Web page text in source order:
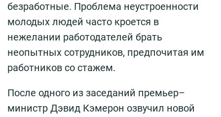
безработные. Проблема неустроенности
молодых людей часто кроется в
нежелании работодателей брать
неопытных сотрудников, предпочитая им
работников со стажем.
После одного из заседаний премьер–
министр Дэвид Кэмерон озвучил новой